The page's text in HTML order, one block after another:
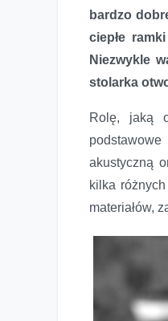
bardzo
ciepłe
Niezwykle
stolarka
Rolę, jaką
akustyczną
kilka
materiałów,